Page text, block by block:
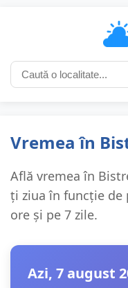
Vremea în
Află vremea în
ți ziua în funcție de
ore și pe 7 zile.
Azi, 7 august